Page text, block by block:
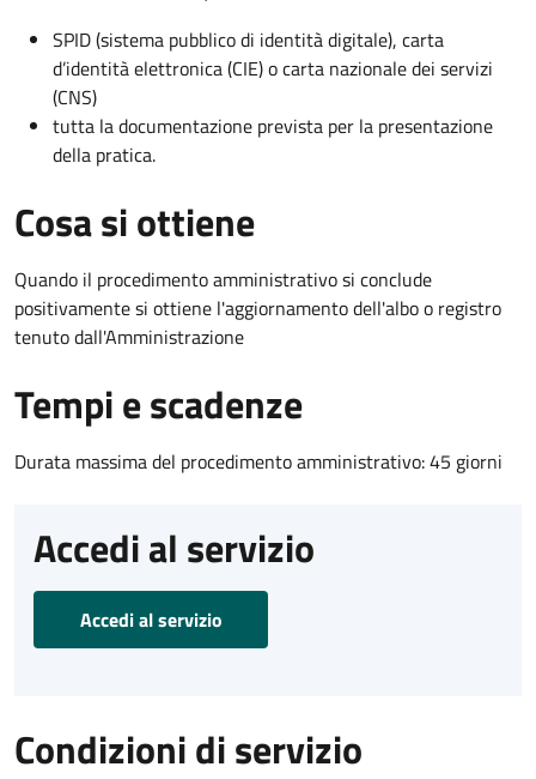
SPID (sistema pubblico di identità digitale), carta
d’identità elettronica (CIE) o carta nazionale dei servizi
(CNS)
tutta la documentazione prevista per la presentazione
della pratica.
Cosa si ottiene
Quando il procedimento amministrativo si conclude
positivamente si ottiene l'aggiornamento dell'albo o registro
tenuto dall'Amministrazione
Tempi e scadenze
Durata massima del procedimento amministrativo: 45 giorni
Accedi al servizio
Accedi al servizio
Condizioni di servizio